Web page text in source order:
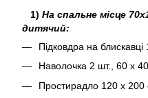
1) На спальне місце
дитячий:
Підковдра на
Наволочка 2 шт., 60 х
Простирадло 120 х 200